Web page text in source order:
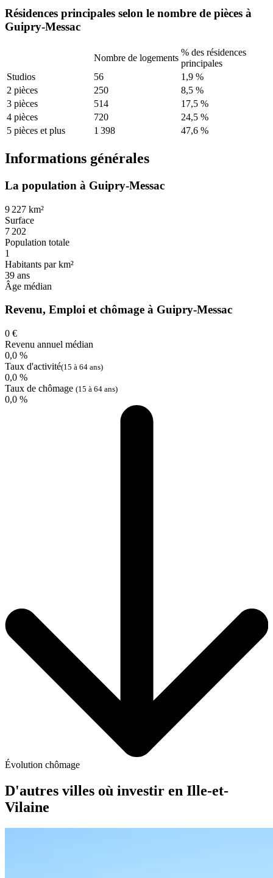
Résidences principales selon le nombre de pièces à
Guipry-Messac
Nombre de logements
% des résidences
principales
Studios
56
1,9 %
2 pièces
250
8,5 %
3 pièces
514
17,5 %
4 pièces
720
24,5 %
5 pièces et plus
1 398 47,6 %
Informations générales
La population à Guipry-Messac
9 227 km²
Surface
7 202
Population totale
1
Habitants par km²
39 ans
Âge médian
Revenu, Emploi et chômage à Guipry-Messac
0 €
Revenu annuel médian
0,0 %
Taux d'activité(15 à 64 ans)
0,0 %
Taux de chômage (15 à 64 ans)
0,0 %
Évolution chômage
D'autres villes où investir en Ille-et-
Vilaine